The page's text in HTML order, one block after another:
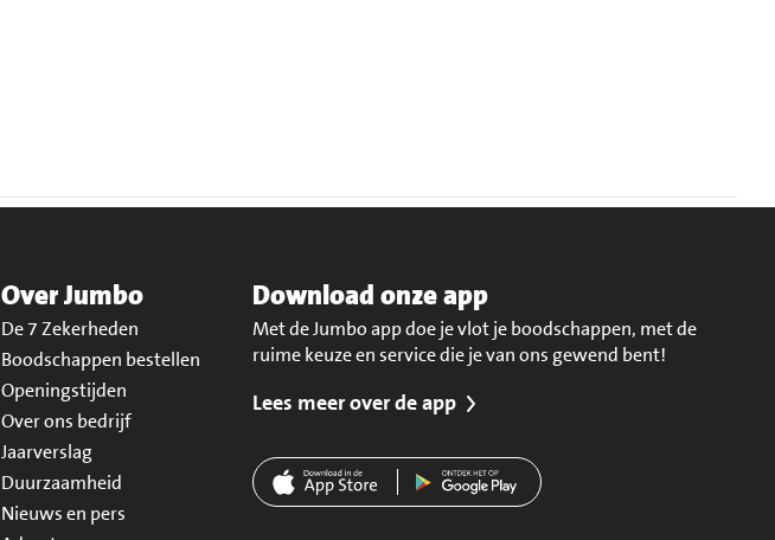
Over Jumbo
De 7 Zekerheden
Boodschappen bestellen
Openingstijden
Over ons bedrijf
Jaarverslag
Duurzaamheid
Nieuws en pers
Download onze app
Met de Jumbo app doe je vlot je boodschappen, met de
ruime keuze en service die je van ons gewend bent!
Lees meer over de app